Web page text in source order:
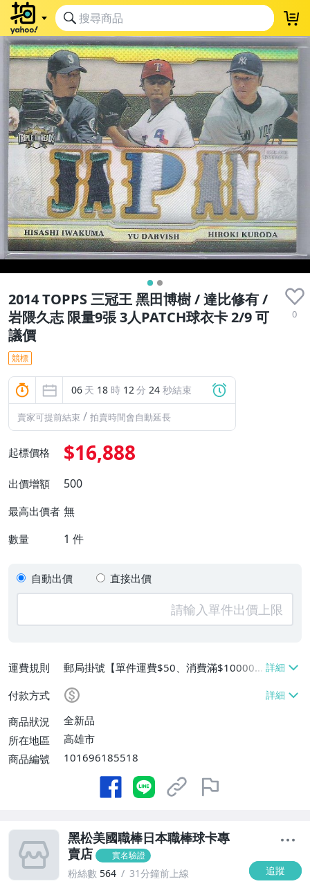
2014 TOPPS 三冠王 黑田博樹 / 達比修有 /
岩隈久志 限量9張 3人PATCH球衣卡 2/9 可
議價
0
競標
06 天 18 時 12分 23 秒結束
賣家可提前結束 / 拍賣時間會自動延長
起標價格 $16,888
出價增額 500
最高出價者 無
數量 1 件
自動出價 直接出價
運費規則
郵局掛號【單件運費$50、消費滿$100000
免運費】
付款方式
商品狀況
全新品
所在地區
高雄市
商品編號
101696185518
黑松美國職棒日本職棒球卡專
賣店
實名驗證
粉絲數 564 31分鐘前上線 追蹤